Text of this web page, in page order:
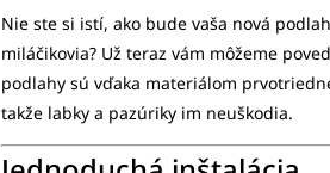
Nie ste si istí, ako bude vaša nová
miláčikovia? Už teraz vám môžeme
podlahy sú vďaka materiálom
takže labky a pazúriky im neuškodia.